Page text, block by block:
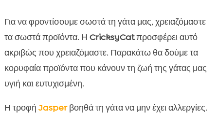
Για να φροντίσουμε σωστά τη γάτα μας, χρειαζόμαστε
τα σωστά προϊόντα. Η CricksyCatπροσφέρει αυτό
ακριβώς που χρειαζόμαστε. Παρακάτω θα δούμε τα
κορυφαία προϊόντα που κάνουν τη ζωή της γάτας μας
υγιή και ευτυχισμένη.
Η τροφή Jasperβοηθά τη γάτα να μην έχει αλλεργίες.